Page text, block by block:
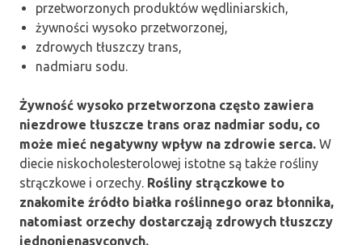
przetworzonych produktów wędliniarskich,
żywności wysoko przetworzonej,
zdrowych tłuszczy trans,
nadmiaru sodu.
Żywność wysoko przetworzona często zawiera
niezdrowe tłuszcze trans oraz nadmiar sodu, co
może mieć negatywny wpływ na zdrowie serca. W
diecie niskocholesterolowej istotne są także rośliny
strączkowe i orzechy. Rośliny strączkowe to
znakomite źródło białka roślinnego oraz błonnika,
natomiast orzechy dostarczają zdrowych tłuszczy
jednonienasyconych.